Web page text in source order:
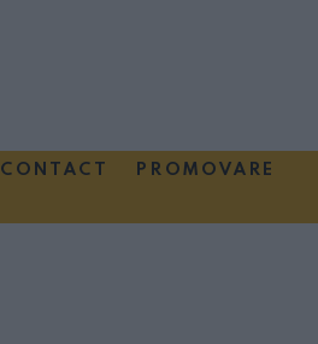
CONTACT
PROMOVARE